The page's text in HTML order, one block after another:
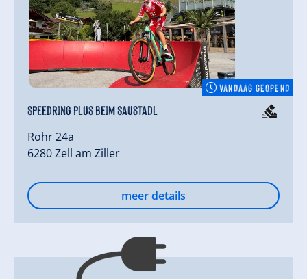
VANDAAG GEOPEND
Speedring Plus beim Saustadl
Rohr 24a
6280 Zell am Ziller
meer details